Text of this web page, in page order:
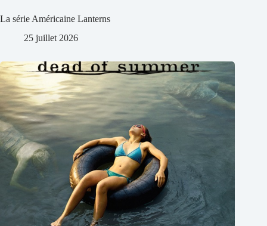
La série Américaine Lanterns
25 juillet 2026